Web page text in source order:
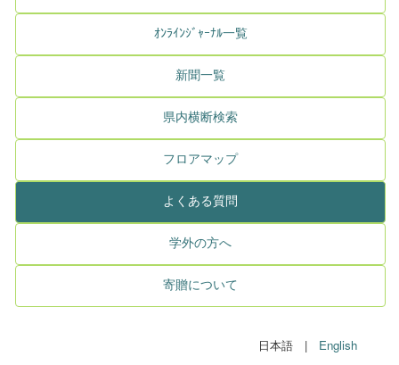
ｵﾝﾗｲﾝｼﾞｬｰﾅﾙ一覧
新聞一覧
県内横断検索
フロアマップ
よくある質問
学外の方へ
寄贈について
日本語 | English